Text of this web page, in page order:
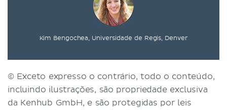
Kim Bengochea, Universidade de Regis, Denver
© Exceto expresso o contrário, todo o conteúdo,
incluindo ilustrações, são propriedade exclusiva
da Kenhub GmbH, e são protegidas por leis